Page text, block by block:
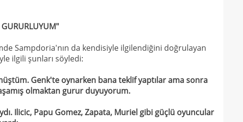
GURURLUYUM"
Sampdoria'nın da kendisiyle ilgilendiğini doğrulayan
ilgili şunları söyledi:
Genk'te oynarken bana teklif yaptılar ama sonra
olmaktan gurur duyuyorum.
Ilicic, Papu Gomez, Zapata, Muriel gibi güçlü oyuncular